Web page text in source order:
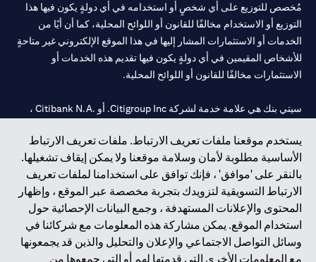
يستخدم موقعنا ملفات تعريف الارتباط. ملفات تعريف الارتباط
الأساسية مطلوبة لأمان وسلامة موقعنا ولا يمكن إيقاف تشغيلها.
بالنقر على 'موافق' ، فإنك توافق على استخدامنا لملفات تعريف
الارتباط التسويقية لتزويدك بتجربة مخصصة عبر الموقع ، وإظهار
المحتوى والإعلانات المستهدفة ، وجمع البيانات الإحصائية حول
استخدام الموقع. يمكن مشاركة هذه المعلومات مع شركائنا في
وسائل التواصل الاجتماعي والإعلان والتحليل والذين قد يجمعونها
مع المعلومات الأخرى التي قدمتها لهم أو التي جمعوها من
مُخصص للتوزيع على أي شخصٍ أو استخدامه في أي دولةٍ يكون فيها هذا
التوزيع أو الاستخدام مخالفًا للقانون أو اللوائح المحلية، كما أن أيًا من
الخدمات أو الاستثمارات المشار إليها في هذا الموقع الإلكتروني غير متاحةٍ
للأشخاص المقيمين في أي دولةٍ يكون فيها تقديم هذه الخدمات أو
الاستثمارات مخالفًا للقانون أو اللوائح المحلية.
سيتي بنك هي علامة خدمة لشركة Citigroup Inc. أو .Citibank N.A ،
سيتي بنك إن. إيه. الإمارات مسجل لدى مصرف الإمارات المركزي تحت
أرقام التراخيص 202563 لفرع الوصل في دبي، 531989 لفرع مول
الإمارات في دبي، وCN-1002019لفرع أبوظبي. هاتف: 4000 311 04.
فرع سيتي بنك إن إيه - الإمارات العربية المتحدة مرخص من مصرف
الإمارات العربية المتحدة المركزي كفرع لبنك أجنبي.
سيتي بنك إن إيه الإمارات العربية المتحدة مرخص من هيئة الأوراق المالية